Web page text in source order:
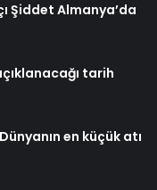
Şiddet Almanya’da
tarih
en küçük atı